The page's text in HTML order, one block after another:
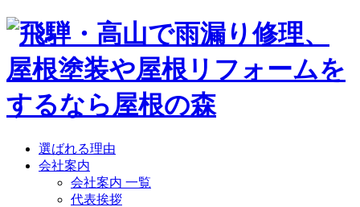
選ばれる理由
会社案内
会社案内 一覧
代表挨拶